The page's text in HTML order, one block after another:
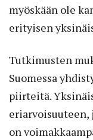
myöskään ole
erityisen
Tutkimusten
Suomessa
piirteitä.
eriarvoisuuteen,
on